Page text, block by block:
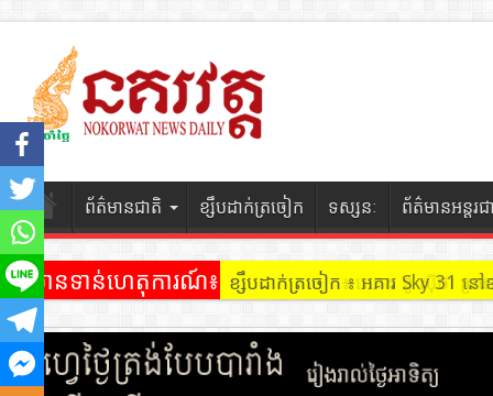
ព័ត៌មានជាតិ ខ្សឹបដាក់ត្រចៀក ទស្សនៈ ព័ត៌មានអន្តរជ
ព័ត៌មានទាន់ហេតុការណ៍៖ ខ្សឹបដាក់ត្រចៀក ៖ អគារ Sky 31